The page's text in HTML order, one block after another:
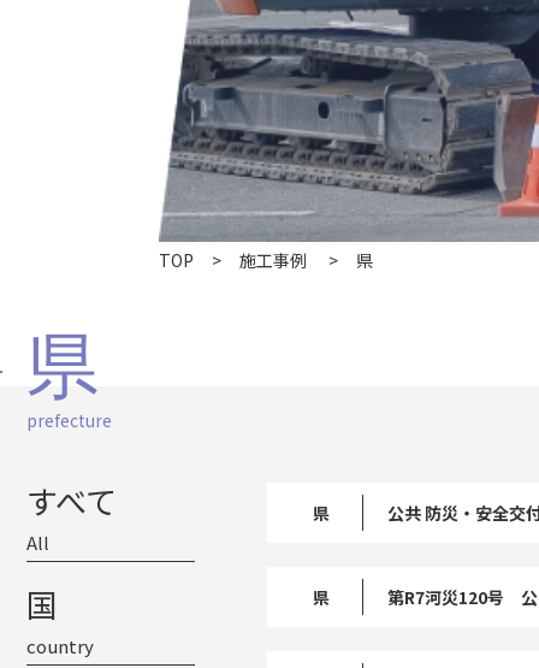
TOP 施工事例 県
県
prefecture
すべて
All
国
country
県 公共 防災・安全交
県 第R7河災120号